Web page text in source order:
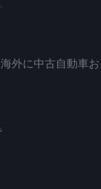
外に中古自動車